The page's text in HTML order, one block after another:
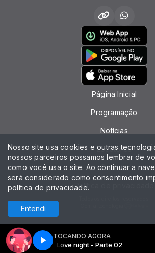
TOCANDO AGORA
Love night - Parte 02
Página Inicial
Programação
Notícias
Locutores
Contato
Política de privacidade
Nosso site usa cookies e outras
nossos parceiros possamos lembrar de
como você usa o site. Ao continuar a
será considerado como consentimento
política de privacidade.
Entendi